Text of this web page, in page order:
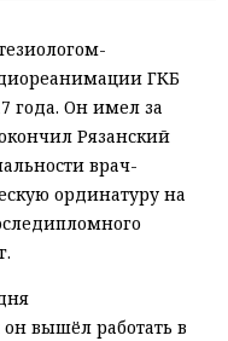
ГКБ
года. Он имел за
Рязанский
врач-
ординатуру на
вышёл работать в